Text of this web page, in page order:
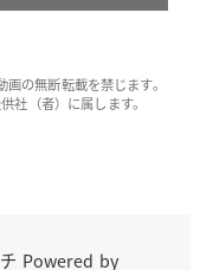
の無断転載を禁じます。
社（者）に属します。
Powered by